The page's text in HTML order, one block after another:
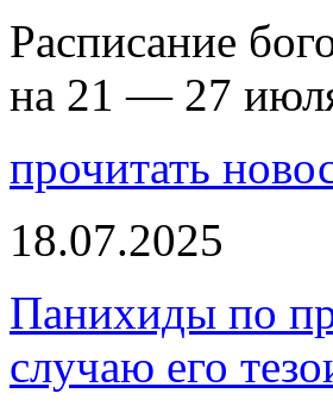
Расписание
на 21 — 27
прочитать
18.07.2025
Панихиды по
случаю его